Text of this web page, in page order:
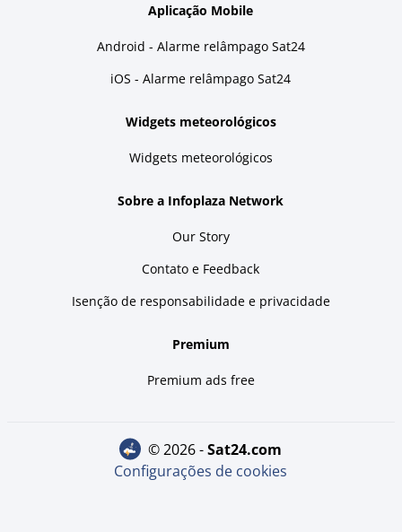
Aplicação Mobile
Android - Alarme relâmpago Sat24
iOS - Alarme relâmpago Sat24
Widgets meteorológicos
Widgets meteorológicos
Sobre a Infoplaza Network
Our Story
Contato e Feedback
Isenção de responsabilidade e privacidade
Premium
Premium ads free
© 2026 - sat24.com
Configurações de cookies